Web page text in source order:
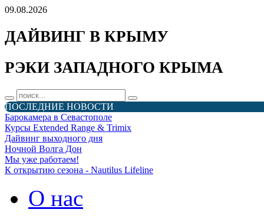
09.08.2026
ДАЙВИНГ В КРЫМУ
РЭКИ ЗАПАДНОГО КРЫМА
ПОСЛЕДНИЕ НОВОСТИ
Барокамера в Севастополе
Курсы Extended Range & Trimix
Дайвинг выходного дня
Ночной Волга Дон
Мы уже работаем!
К открытию сезона - Nautilus Lifeline
О нас